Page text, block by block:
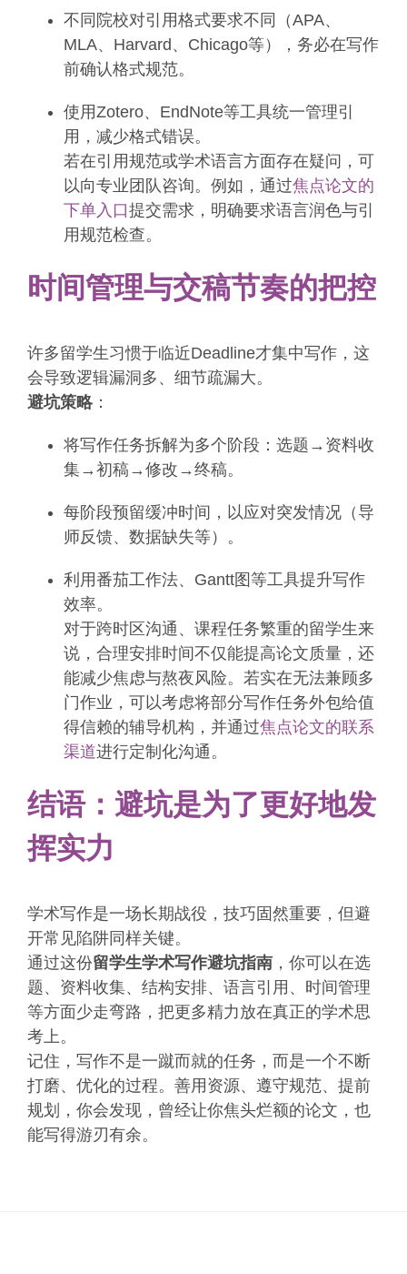
不同院校对引用格式要求不同（APA、
MLA、Harvard、Chicago等），务必在写作
前确认格式规范。
使用Zotero、EndNote等工具统一管理引
用，减少格式错误。
若在引用规范或学术语言方面存在疑问，可
以向专业团队咨询。例如，通过焦点论文的
下单入口提交需求，明确要求语言润色与引
用规范检查。
时间管理与交稿节奏的把控
许多留学生习惯于临近Deadline才集中写作，这
会导致逻辑漏洞多、细节疏漏大。
避坑策略 ：
将写作任务拆解为多个阶段：选题→资料收
集→初稿→修改→终稿。
每阶段预留缓冲时间，以应对突发情况（导
师反馈、数据缺失等）。
利用番茄工作法、Gantt图等工具提升写作
效率。
对于跨时区沟通、课程任务繁重的留学生来
说，合理安排时间不仅能提高论文质量，还
能减少焦虑与熬夜风险。若实在无法兼顾多
门作业，可以考虑将部分写作任务外包给值
得信赖的辅导机构，并通过焦点论文的联系
渠道进行定制化沟通。
结语：避坑是为了更好地发
挥实力
学术写作是一场长期战役，技巧固然重要，但避
开常见陷阱同样关键。
通过这份留学生学术写作避坑指南 ，你可以在选
题、资料收集、结构安排、语言引用、时间管理
等方面少走弯路，把更多精力放在真正的学术思
考上。
记住，写作不是一蹴而就的任务，而是一个不断
打磨、优化的过程。善用资源、遵守规范、提前
规划，你会发现，曾经让你焦头烂额的论文，也
能写得游刃有余。